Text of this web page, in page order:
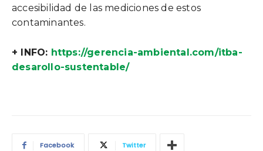
accesibilidad de las mediciones de estos
contaminantes.
+ INFO: https://gerencia-ambiental.com/itba-
desarollo-sustentable/
Facebook Twitter